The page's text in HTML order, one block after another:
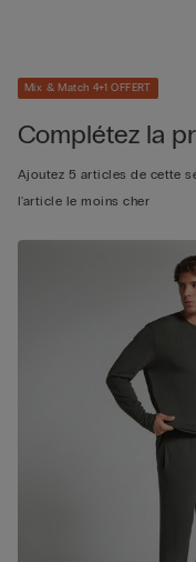
Mix & Match 4+1 OFFERT
Complétez la
Ajoutez 5 articles de cette
l'article le moins cher